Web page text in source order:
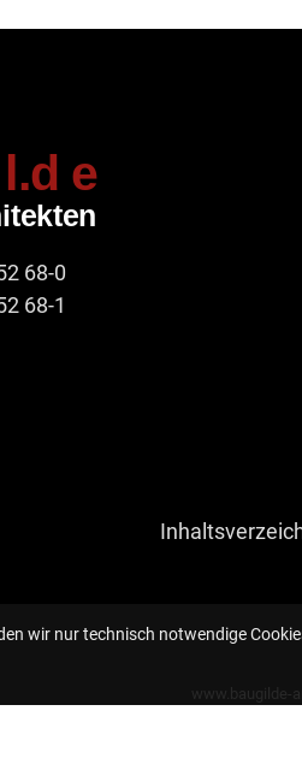
wir nur technisch notwendige
68-0
68-1
www.baugilde-